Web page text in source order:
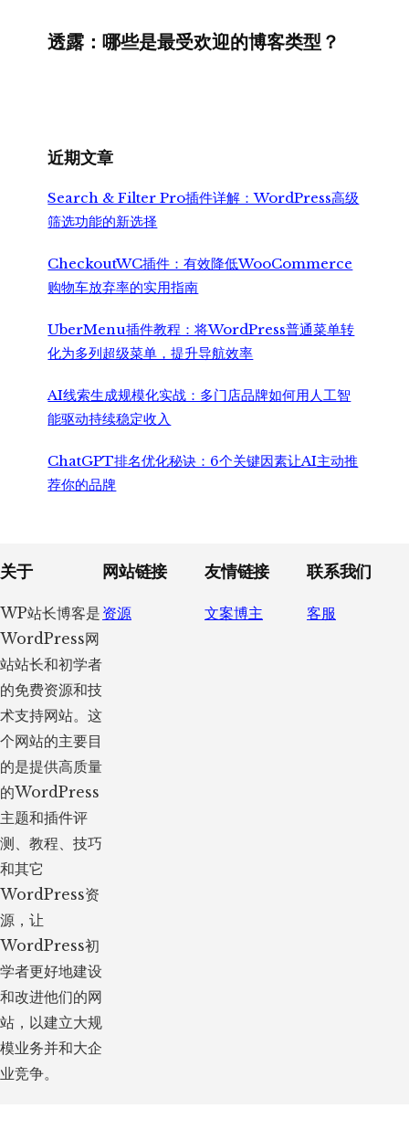
透露：哪些是最受欢迎的博客类型？
近期文章
Search & Filter Pro插件详解：WordPress高级
筛选功能的新选择
CheckoutWC插件：有效降低WooCommerce
购物车放弃率的实用指南
UberMenu插件教程：将WordPress普通菜单转
化为多列超级菜单，提升导航效率
AI线索生成规模化实战：多门店品牌如何用人工智
能驱动持续稳定收入
ChatGPT排名优化秘诀：6个关键因素让AI主动推
荐你的品牌
Footer
关于
WP站长博客是
WordPress网
站站长和初学者
的免费资源和技
术支持网站。这
个网站的主要目
的是提供高质量
的WordPress
主题和插件评
测、教程、技巧
和其它
WordPress资
源，让
WordPress初
学者更好地建设
和改进他们的网
站，以建立大规
模业务并和大企
业竞争。
网站链接
资源
友情链接
文案博主
联系我们
客服